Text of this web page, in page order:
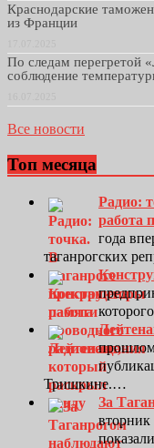
Краснодарские
из Франции
По следам перегретой
соблюдение
Все новости
Топ месяца
Радио:
работа
года
таганрогских
Тришкине.…
За
вторник